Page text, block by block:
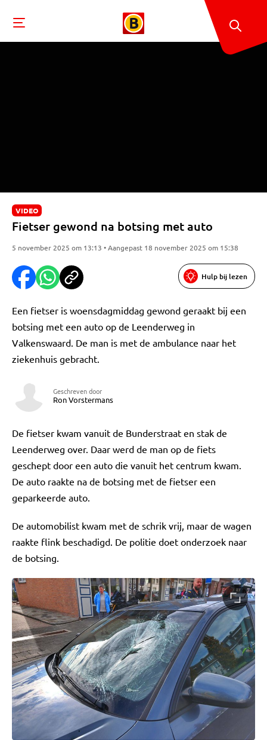
VIDEO
Fietser gewond na botsing met auto
5 november 2025 om 13:13 • Aangepast 18 november 2025 om 15:38
Hulp bij lezen
Een fietser is woensdagmiddag gewond geraakt bij een
botsing met een auto op de Leenderweg in
Valkenswaard. De man is met de ambulance naar het
ziekenhuis gebracht.
Geschreven door
Ron Vorstermans
De fietser kwam vanuit de Bunderstraat en stak de
Leenderweg over. Daar werd de man op de fiets
geschept door een auto die vanuit het centrum kwam.
De auto raakte na de botsing met de fietser een
geparkeerde auto.
De automobilist kwam met de schrik vrij, maar de wagen
raakte flink beschadigd. De politie doet onderzoek naar
de botsing.